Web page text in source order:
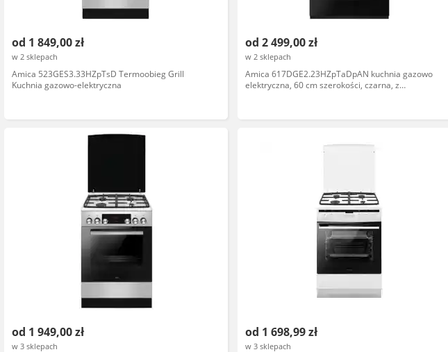
od 1 849,00 zł
w 2 sklepach
Amica 523GES3.33HZpTsD Termoobieg Grill
Kuchnia gazowo-elektryczna
od 2 499,00 zł
w 2 sklepach
Amica 617DGE2.23HZpTaDpAN kuchnia gazowo
elektryczna, 60 cm szerokości, czarna, z
od 1 949,00 zł
w 3 sklepach
od 1 698,99 zł
w 3 sklepach